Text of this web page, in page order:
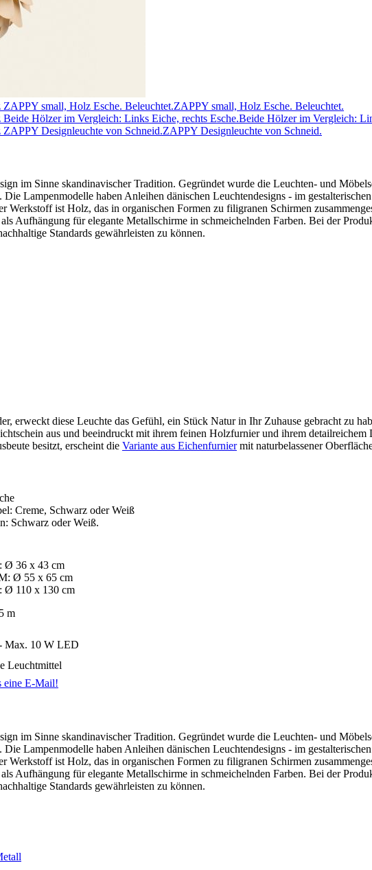
ZAPPY small, Holz Esche. Beleuchtet.
Beide Hölzer im Vergleich:
ZAPPY Designleuchte von Schneid.
im Sinne skandinavischer Tradition. Gegründet wurde die Leuchten- und
Lampenmodelle haben Anleihen dänischen Leuchtendesigns - im
Werkstoff ist Holz, das in organischen Formen zu filigranen Schirmen
Aufhängung für elegante Metallschirme in schmeichelnden Farben. Bei der
Standards gewährleisten zu können.
erweckt diese Leuchte das Gefühl, ein Stück Natur in Ihr Zuhause gebracht zu
aus und beeindruckt mit ihrem feinen Holzfurnier und ihrem
besitzt, erscheint die Variante aus Eichenfurniermit naturbelassener
Creme, Schwarz oder Weiß
Schwarz oder Weiß.
Ø 36 x 43 cm
Ø 55 x 65 cm
Ø 110 x 130 cm
m
Max. 10 W LED
Leuchtmittel
eine E-Mail!
im Sinne skandinavischer Tradition. Gegründet wurde die Leuchten- und
Lampenmodelle haben Anleihen dänischen Leuchtendesigns - im
Werkstoff ist Holz, das in organischen Formen zu filigranen Schirmen
Aufhängung für elegante Metallschirme in schmeichelnden Farben. Bei der
Standards gewährleisten zu können.